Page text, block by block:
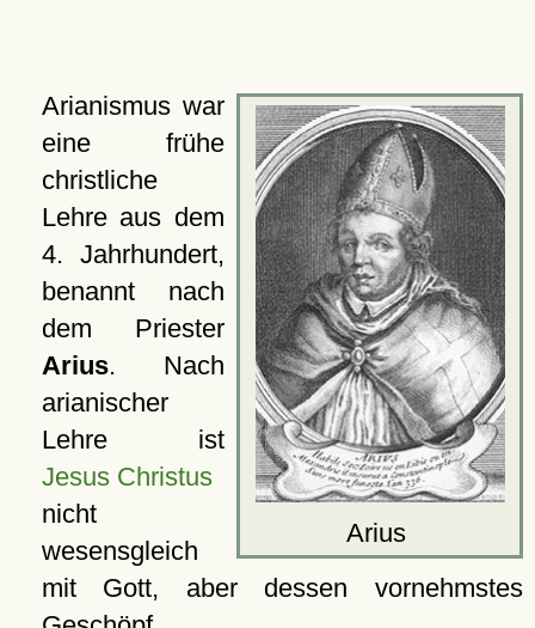
Arius
Arianismus war
eine frühe
christliche
Lehre aus dem
4. Jahrhundert,
benannt nach
dem Priester
Arius. Nach
arianischer
Lehre ist
Jesus Christus
nicht
wesensgleich
mit Gott, aber dessen vornehmstes